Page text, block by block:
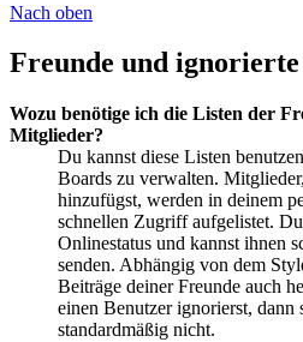
Nach oben
Freunde und
Wozu benötige ich die Listen der
Mitglieder?
Du kannst diese Listen
Boards zu verwalten.
hinzufügst, werden in deinem
schnellen Zugriff aufgelistet.
Onlinestatus und kannst ihnen
senden. Abhängig von dem
Beiträge deiner Freunde auch
einen Benutzer ignorierst, dann
standardmäßig nicht.